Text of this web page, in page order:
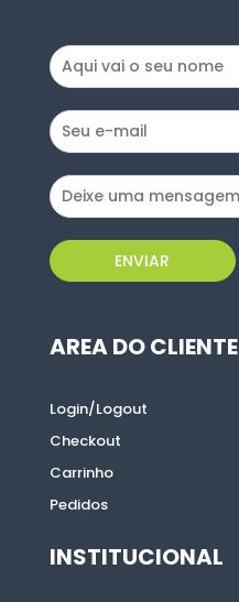
ENVIAR
AREA DO CLIENTE
Login/Logout
Checkout
Carrinho
Pedidos
INSTITUCIONAL
ENVIAR
AREA DO CLIENTE
Login/Logout
Checkout
Carrinho
Pedidos
INSTITUCIONAL